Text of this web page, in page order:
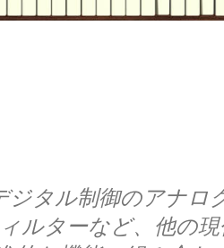
タル制御のアナロ
ルターなど、他の